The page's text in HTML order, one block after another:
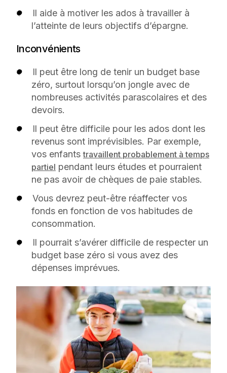
Il aide à motiver les ados à travailler à
l’atteinte de leurs objectifs d’épargne.
Inconvénients
Il peut être long de tenir un budget base
zéro, surtout lorsqu’on jongle avec de
nombreuses activités parascolaires et des
devoirs.
Il peut être difficile pour les ados dont les
revenus sont imprévisibles. Par exemple,
vos enfantstravaillent probablement à temps
partiel pendant leurs études et pourraient
ne pas avoir de chèques de paie stables.
Vous devrez peut-être réaffecter vos
fonds en fonction de vos habitudes de
consommation.
Il pourrait s’avérer difficile de respecter un
budget base zéro si vous avez des
dépenses imprévues.